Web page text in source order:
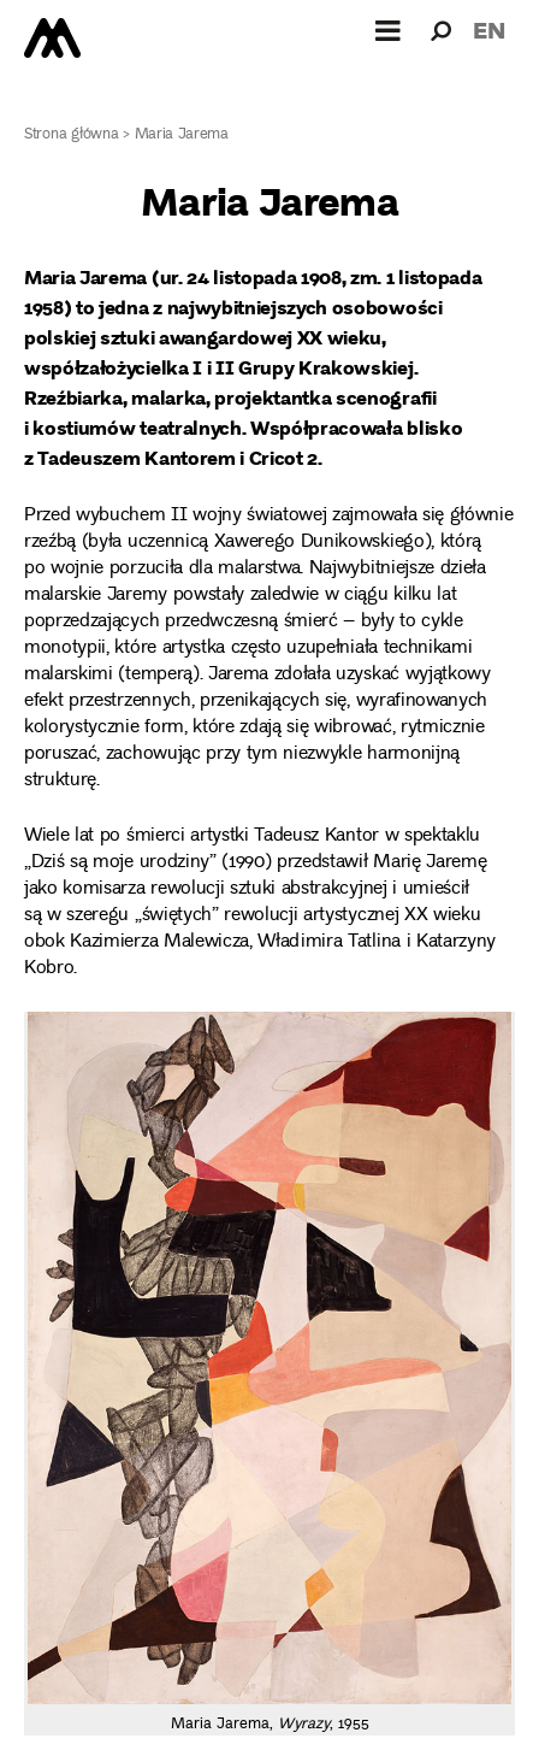
dla: EN
Strona główna> Maria Jarema
Maria Jarema
Maria Jarema (ur. 24 listopada 1908, zm. 1 listopada
1958) to jedna z najwybitniejszych osobowości
polskiej sztuki awangardowej XX wieku,
współzałożycielka I i II Grupy Krakowskiej.
Rzeźbiarka, malarka, projektantka scenografii
i kostiumów teatralnych. Współpracowała blisko
z Tadeuszem Kantorem i Cricot 2.
Przed wybuchem II wojny światowej zajmowała się głównie
rzeźbą (była uczennicą Xawerego Dunikowskiego), którą
po wojnie porzuciła dla malarstwa. Najwybitniejsze dzieła
malarskie Jaremy powstały zaledwie w ciągu kilku lat
poprzedzających przedwczesną śmierć – były to cykle
monotypii, które artystka często uzupełniała technikami
malarskimi (temperą). Jarema zdołała uzyskać wyjątkowy
efekt przestrzennych, przenikających się, wyrafinowanych
kolorystycznie form, które zdają się wibrować, rytmicznie
poruszać, zachowując przy tym niezwykle harmonijną
strukturę.
Wiele lat po śmierci artystki Tadeusz Kantor w spektaklu
„Dziś są moje urodziny” (1990) przedstawił Marię Jaremę
jako komisarza rewolucji sztuki abstrakcyjnej i umieścił
są w szeregu „świętych” rewolucji artystycznej XX wieku
obok Kazimierza Malewicza, Władimira Tatlina i Katarzyny
Kobro.
Maria Jarema, Wyrazy, 1955